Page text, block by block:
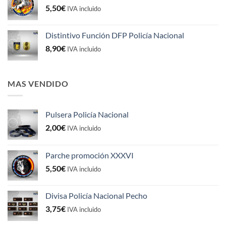
5,50€.4,50€.
5,50€ IVA incluido
Distintivo Función DFP Policía Nacional
8,90€ IVA incluido
MAS VENDIDO
Pulsera Policía Nacional
2,00€ IVA incluido
Parche promoción XXXVI
5,50€ IVA incluido
Divisa Policía Nacional Pecho
3,75€ IVA incluido